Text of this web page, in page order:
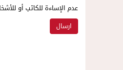
عدم الإساءة للكاتب أو